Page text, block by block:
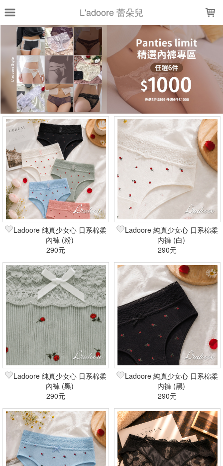
L'adoore 蕾朵兒
上架時間 銷售件數 銷售價格
樣式尺寸篩選
全部樣式 黑 粉 白
藍
裸
綠 紅 酒紅
灰
紫
全部尺寸 S M M(F)
L
XL
XXL 2XL 2L
3L
XXXL
現貨商品
篩選
Ladoore 純真少女心 日系棉柔
內褲 (粉)
290元
Ladoore 純真少女心 日系棉柔
內褲 (白)
290元
Ladoore 純真少女心 日系棉柔
內褲 (黑)
290元
Ladoore 純真少女心 日系棉柔
內褲 (黑)
290元